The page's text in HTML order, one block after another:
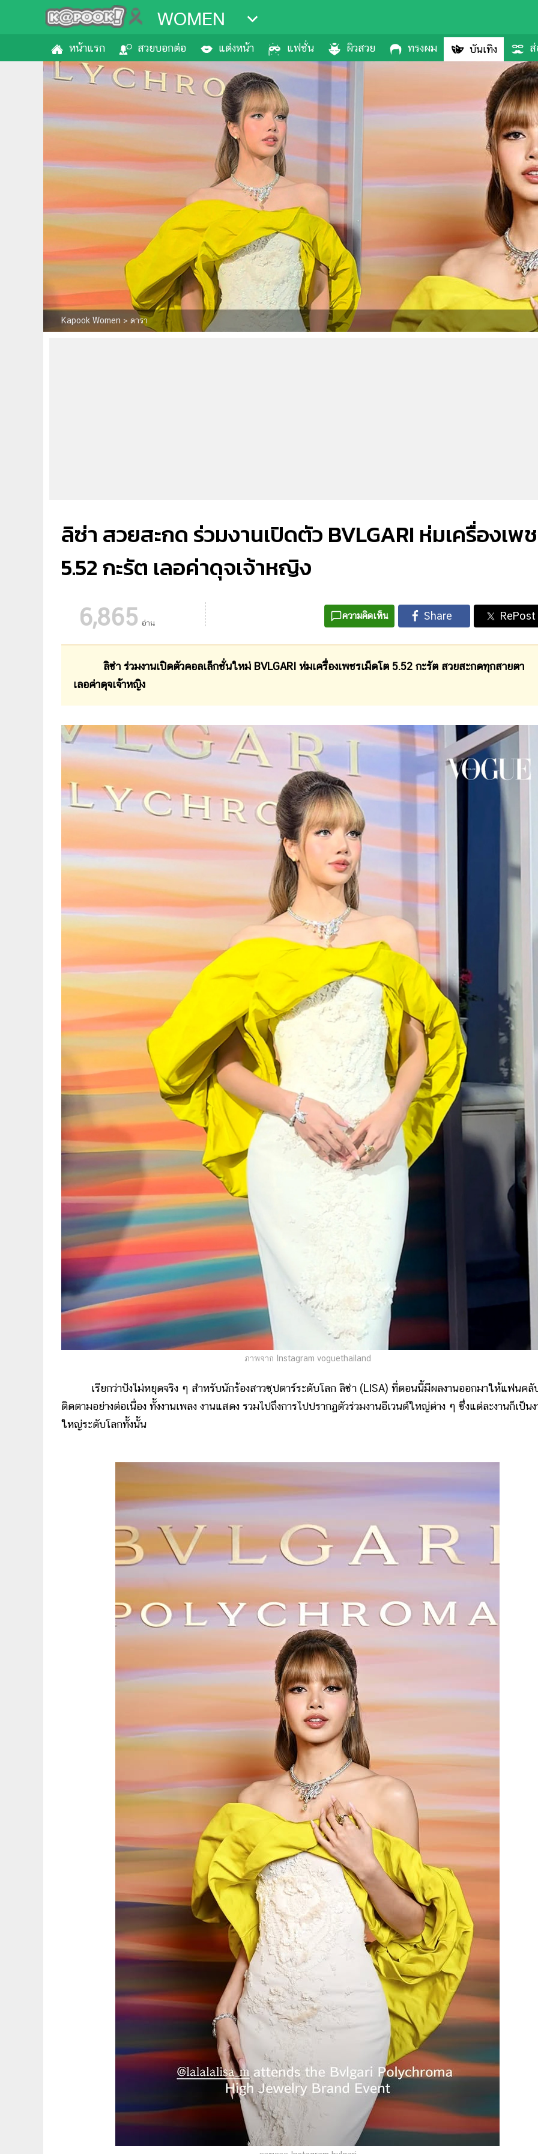
WOMEN
หน้าแรก สวยบอกต่อ แต่งหน้า แฟชั่น ผิวสวย ทรงผม บันเทิง
Kapook Women > ดารา
ลิซ่า สวยสะกด ร่วมงานเปิดตัว BVLGARI ห่มเครื่องเพ
5.52 กะรัต เลอค่าดุจเจ้าหญิง
6,865 อ่าน
ความคิดเห็น
ลิซ่า ร่วมงานเปิดตัวคอลเล็กชั่นใหม่ BVLGARI ห่มเครื่องเพชรเม็ดโต 5.52 กะรัต สวยสะกดทุกสายตา
เลอค่าดุจเจ้าหญิง
ภาพจาก Instagram voguethailand
เรียกว่าปังไม่หยุดจริง ๆ สำหรับนักร้องสาวซุปตาร์ระดับโลก ลิซ่า (LISA) ที่ตอนนี้มีผลงานออกมาให้แฟนคลั
ติดตามอย่างต่อเนื่อง ทั้งงานเพลง งานแสดง รวมไปถึงการไปปรากฏตัวร่วมงานอีเวนต์ใหญ่ต่าง ๆ ซึ่งแต่ละงานก็เป็น
ใหญ่ระดับโลกทั้งนั้น